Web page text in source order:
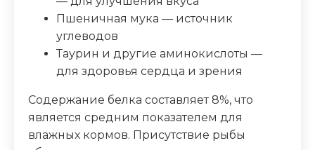
Пшеничная мука — источник
углеводов
Таурин и другие аминокислоты —
для здоровья сердца и зрения
Содержание белка составляет 8%, что
является средним показателем для
влажных кормов. Присутствие рыбы